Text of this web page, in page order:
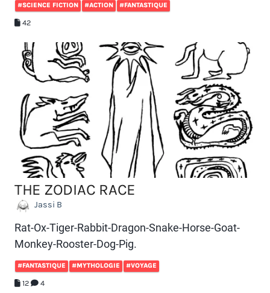
#SCIENCE FICTION #ACTION #FANTASTIQUE
42
THE ZODIAC RACE
Jassi B
Rat-Ox-Tiger-Rabbit-Dragon-Snake-Horse-Goat-
Monkey-Rooster-Dog-Pig.
#FANTASTIQUE #MYTHOLOGIE #VOYAGE
12 4